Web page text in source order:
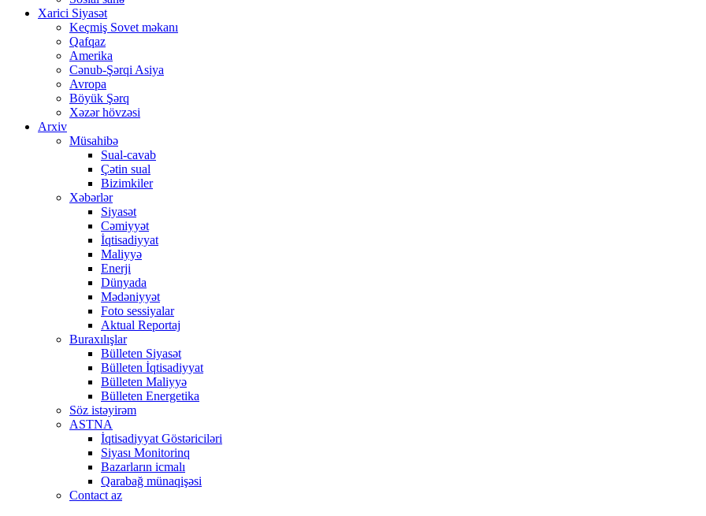
Xarici Siyasət
Keçmiş Sovet məkanı
Qafqaz
Amerika
Cənub-Şərqi Asiya
Avropa
Böyük Şərq
Xəzər hövzəsi
Arxiv
Müsahibə
Sual-cavab
Çətin sual
Bizimkiler
Xəbərlər
Siyasət
Cəmiyyət
İqtisadiyyat
Maliyyə
Enerji
Dünyada
Mədəniyyət
Foto sessiyalar
Aktual Reportaj
Buraxılışlar
Bülleten Siyasət
Bülleten İqtisadiyyat
Bülleten Maliyyə
Bülleten Energetika
Söz istəyirəm
ASTNA
İqtisadiyyat Göstəriciləri
Siyası Monitorinq
Bazarların icmalı
Qarabağ münaqişəsi
Contact az